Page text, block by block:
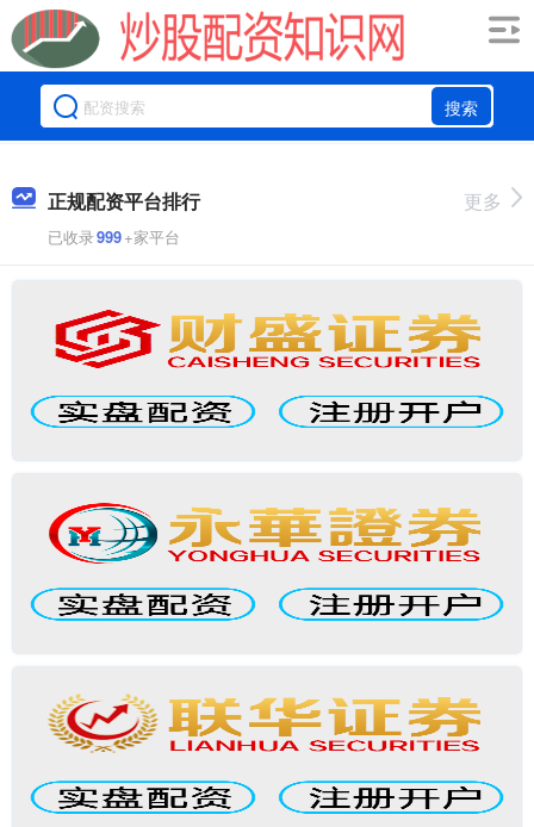
搜索
正规配资平台排行
已收录999+家平台
更多